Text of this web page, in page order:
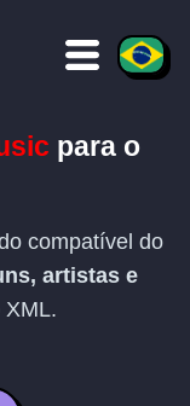
para o
compatível do
artistas e
XML.